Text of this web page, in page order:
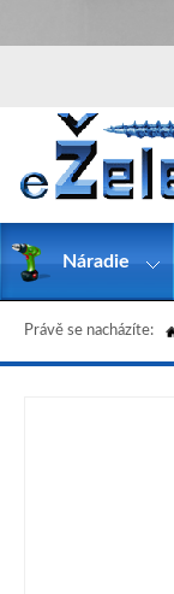
Právě se nacházíte:
Náradie